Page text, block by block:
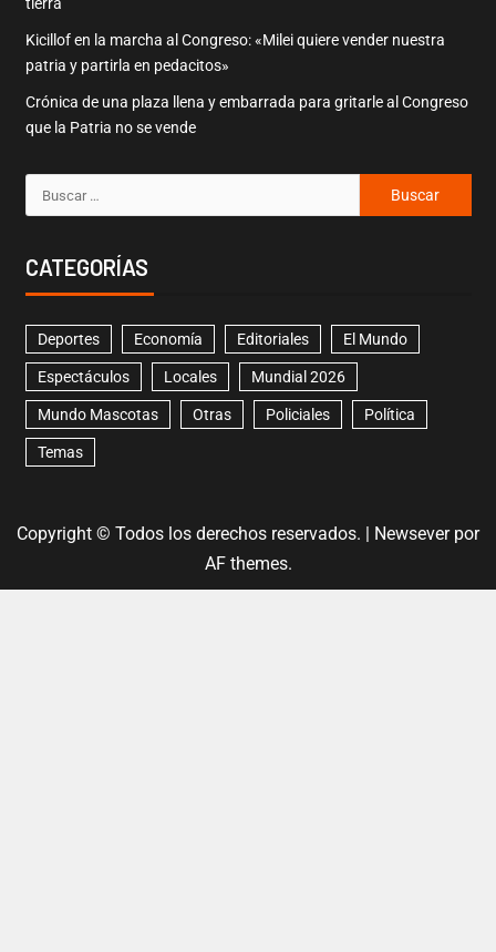
tierra
Kicillof en la marcha al Congreso: «Milei quiere vender nuestra
patria y partirla en pedacitos»
Crónica de una plaza llena y embarrada para gritarle al Congreso
que la Patria no se vende
CATEGORÍAS
Deportes Economía Editoriales El Mundo
Espectáculos Locales Mundial 2026
Mundo Mascotas Otras Policiales Política
Temas
Copyright © Todos los derechos reservados. Newseverpor
AF themes.